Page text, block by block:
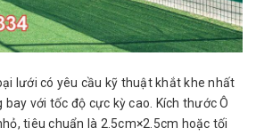
lưới có yêu cầu kỹ thuật khắt khe nhất
với tốc độ cực kỳ cao. Kích thước Ô
tiêu chuẩn là 2.5cm×2.5cm hoặc tối